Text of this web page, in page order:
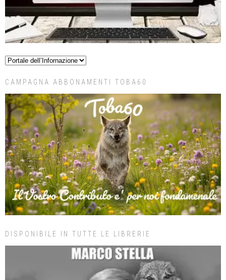
CAMPAGNA ABBONAMENTI TOBA60
DISPONIBILE IN TUTTE LE LIBRERIE